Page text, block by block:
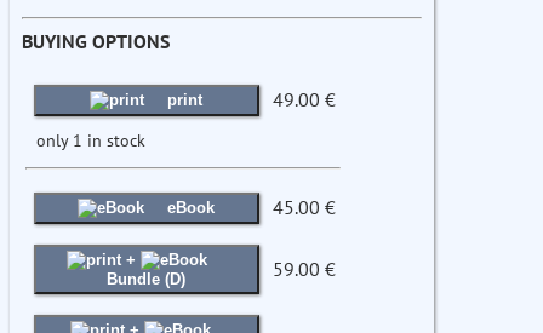
BUYING OPTIONS
print 49.00 €
only 1 in stock
eBook 45.00 €
+
Bundle (D)
59.00 €